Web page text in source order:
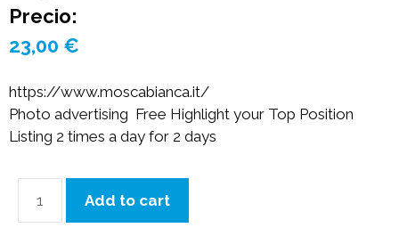
Precio:
23,00 €
https://www.moscabianca.it/
Photo advertising Free Highlight your Top Position
Listing 2 times a day for 2 days
Add to cart